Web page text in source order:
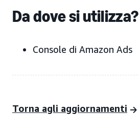
Da dove si utilizza?
Console di Amazon Ads
Torna agli aggiornamenti